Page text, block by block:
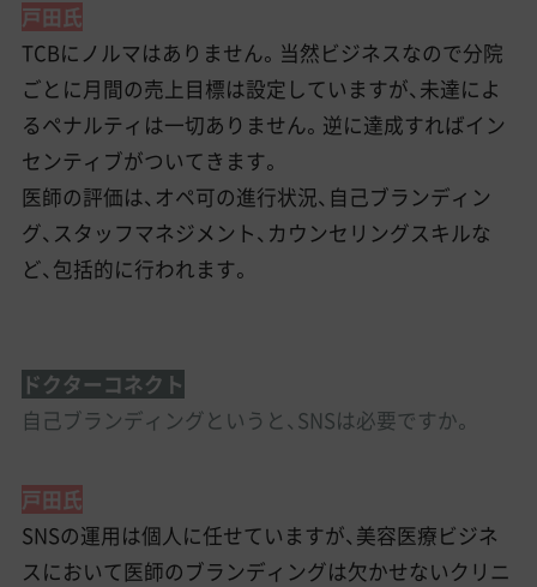
戸田氏
TCBにノルマはありません。当然ビジネスなので分院
ごとに月間の売上目標は設定していますが、未達によ
るペナルティは一切ありません。逆に達成すればイン
センティブがついてきます。
医師の評価は、オペ可の進行状況、自己ブランディン
グ、スタッフマネジメント、カウンセリングスキルな
ど、包括的に行われます。
ドクターコネクト
自己ブランディングというと、SNSは必要ですか。
戸田氏
SNSの運用は個人に任せていますが、美容医療ビジネ
スにおいて医師のブランディングは欠かせないクリニ